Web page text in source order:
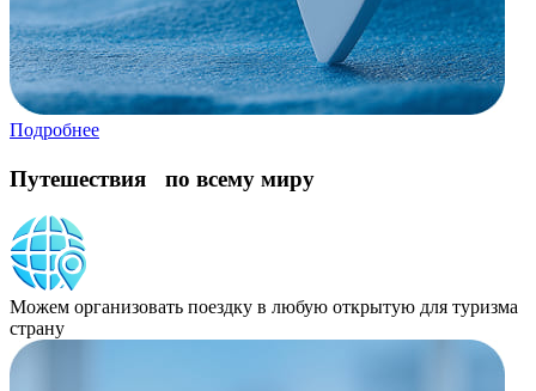
Подробнее
Путешествия по всему миру
Можем организовать поездку в любую открытую для туризма
страну